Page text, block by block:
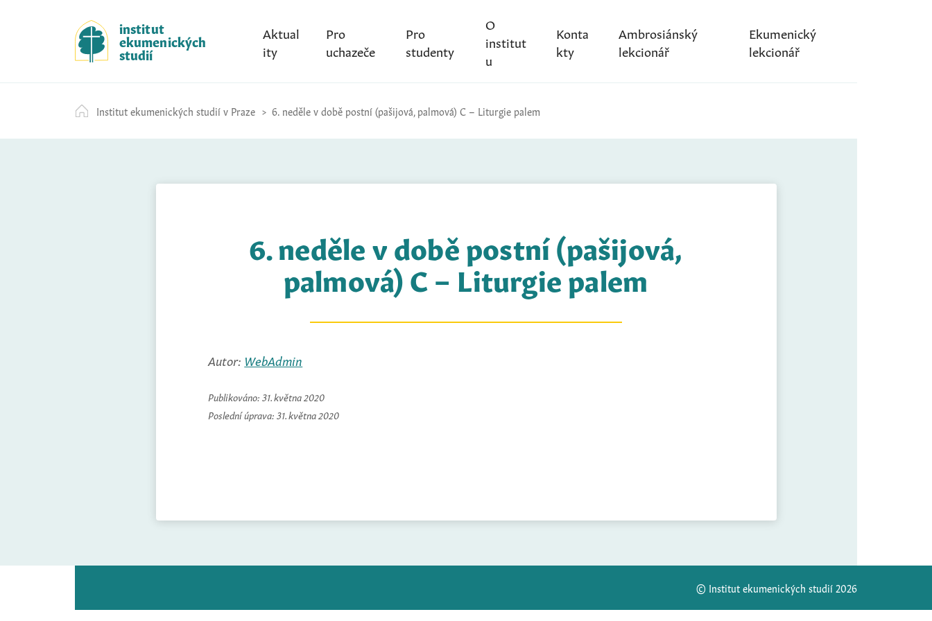
k
i
p
t
c
o
institut
ekumenických
studií
Aktual
ity
Pro
uchazeče
Pro
studenty
O
institut
u
Konta
kty
Ambrosiánský
lekcionář
Ekumenický
lekcionář
Institut ekumenických studií v Praze 6. neděle v době postní (pašijová, palmová) C – Liturgie palem
6. neděle v době postní (pašijová,
palmová) C – Liturgie palem
Autor: WebAdmin
Publikováno: 31. května 2020
Poslední úprava: 31. května 2020
© Institut ekumenických studií 2026